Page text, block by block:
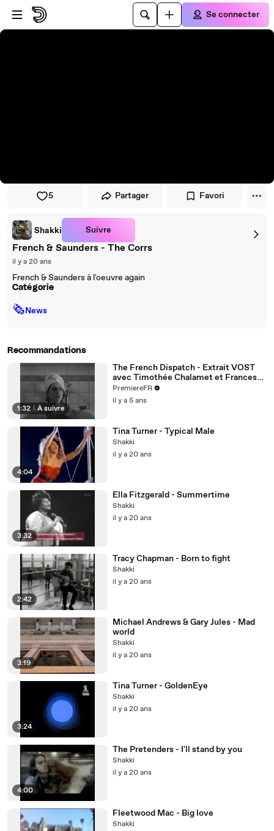
Passer au player
Passer au contenu principal
Se connecter
5 Partager Favori
Shakki Suivre
French & Saunders - The Corrs
il y a 20 ans
French & Saunders à l'oeuvre again
Catégorie
🗞News
Recommandations
1:32 À suivre
The French Dispatch - Extrait VOST
avec Timothée Chalamet et Frances
McDormand
PremiereFR
il y a 5 ans
4:04
Tina Turner - Typical Male
Shakki
il y a 20 ans
3:32
Ella Fitzgerald - Summertime
Shakki
il y a 20 ans
2:42
Tracy Chapman - Born to fight
Shakki
il y a 20 ans
3:19
Michael Andrews & Gary Jules - Mad
world
Shakki
il y a 20 ans
3:24
Tina Turner - GoldenEye
Shakki
il y a 20 ans
4:00
The Pretenders - I'll stand by you
Shakki
il y a 20 ans
Fleetwood Mac - Big love
Shakki